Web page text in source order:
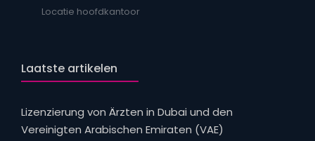
Locatie hoofdkantoor
Laatste artikelen
Lizenzierung von Ärzten in Dubai und den
Vereinigten Arabischen Emiraten (VAE)